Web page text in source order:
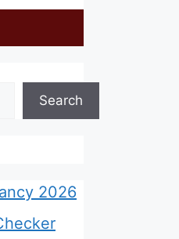
Search
2026